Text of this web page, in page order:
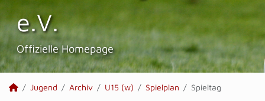
e.V.
Offizielle Homepage
Jugend Archiv U15 (w) Spielplan Spieltag